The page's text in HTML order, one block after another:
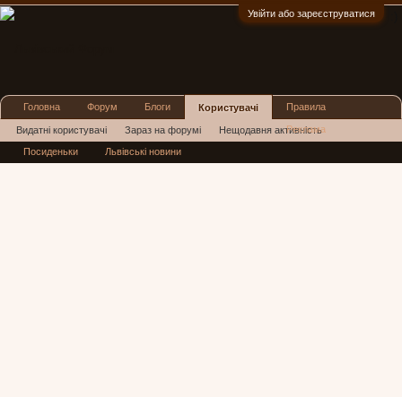
Увійти або зареєструватися
Головна Форум Блоги Користувачі
Видатні користувачі Зараз на форумі Нещодавня активність
Нові повідомлення профілю
Правила
Реклама
Посиденьки Львівські новини